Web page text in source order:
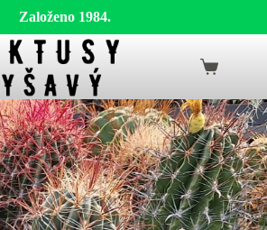
Založeno 1984.